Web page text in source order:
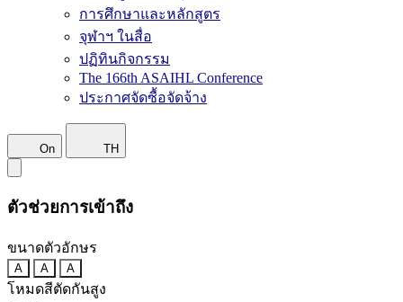
การศึกษาและหลักสูตร
จุฬาฯ ในสื่อ
ปฏิทินกิจกรรม
The 166th ASAIHL Conference
ประกาศจัดซื้อจัดจ้าง
On TH
ตัวช่วยการเข้าถึง
ขนาดตัวอักษร
A A A
โหมดสีตัดกันสูง